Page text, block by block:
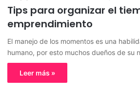
Tips para organizar el
emprendimiento
El manejo de los momentos es una
humano, por esto muchos dueños de su
Leer más »